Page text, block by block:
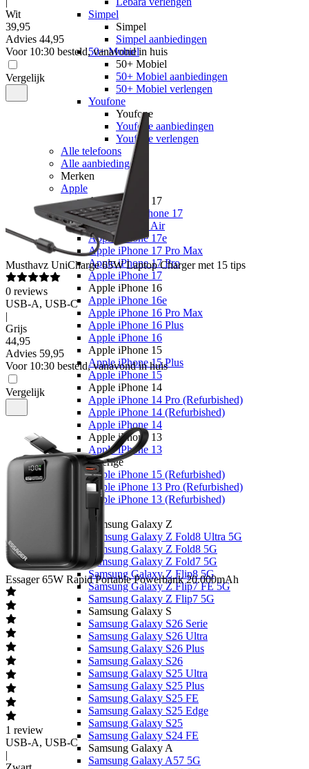
Simpel
Simpel
Simpel aanbiedingen
50+ Mobiel
50+ Mobiel
50+ Mobiel aanbiedingen
50+ Mobiel verlengen
Youfone
Youfone
Youfone aanbiedingen
Youfone verlengen
Alle telefoons
Alle aanbiedingen
Merken
Apple
Apple iPhone 17
Alle Apple iPhone 17
Apple iPhone Air
Apple iPhone 17e
Apple iPhone 17 Pro Max
Apple iPhone 17 Pro
Apple iPhone 17
Apple iPhone 16
Apple iPhone 16e
Apple iPhone 16 Pro Max
Apple iPhone 16 Plus
Apple iPhone 16
Apple iPhone 15
Apple iPhone 15 Plus
Apple iPhone 15
Apple iPhone 14
Apple iPhone 14 Pro (Refurbished)
Apple iPhone 14 (Refurbished)
Apple iPhone 14
Apple iPhone 13
Apple iPhone 13
Overige
Apple iPhone 15 (Refurbished)
Apple iPhone 13 Pro (Refurbished)
Apple iPhone 13 (Refurbished)
Samsung
Samsung Galaxy Z
Samsung Galaxy Z Fold8 Ultra 5G
Samsung Galaxy Z Fold8 5G
Samsung Galaxy Z Fold7 5G
Samsung Galaxy Z Flip8 5G
Samsung Galaxy Z Flip7 FE 5G
Samsung Galaxy Z Flip7 5G
Samsung Galaxy S
Samsung Galaxy S26 Serie
Samsung Galaxy S26 Ultra
Samsung Galaxy S26 Plus
Samsung Galaxy S26
Samsung Galaxy S25 Ultra
Samsung Galaxy S25 Plus
Samsung Galaxy S25 FE
Samsung Galaxy S25 Edge
Samsung Galaxy S25
Samsung Galaxy S24 FE
Samsung Galaxy A
Samsung Galaxy A57 5G
Wit
39,95
Advies 44,95
Voor 10:30 besteld, vanavond in huis
Vergelijk
Musthavz UniCharge 65W Laptop Charger met 15 tips
0 reviews
USB-A, USB-C
|
Grijs
44,95
Advies 59,95
Voor 10:30 besteld, vanavond in huis
Vergelijk
Essager 65W Rapid Portable Powerbank 20.000mAh
1 review
USB-A, USB-C
|